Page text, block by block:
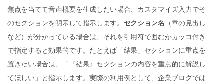
焦点を当てて音声概要を生成したい場合、カスタマイズ入力でそ
のセクションを明示して指示します。 セクション名 （章の見出し
など）が分かっている場合は、それを引用符で囲むかカッコ付き
で指定すると効果的です。たとえば「結果」セクションに重点を
置きたい場合は、「『結果』セクションの内容を重点的に解説し
てほしい」と指示します。実際の利用例として、企業ブログでは